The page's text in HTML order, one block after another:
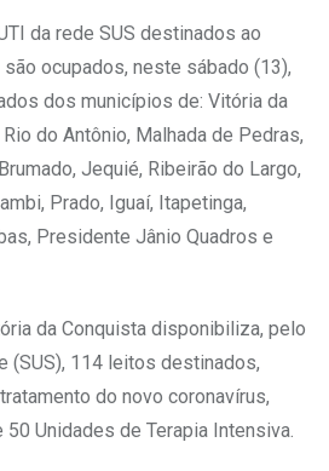
da rede SUS destinados ao
ocupados, neste sábado (13),
dos municípios de: Vitória da
do Antônio, Malhada de Pedras,
Jequié, Ribeirão do Largo,
Prado, Iguaí, Itapetinga,
Presidente Jânio Quadros e
da Conquista disponibiliza, pelo
(SUS), 114 leitos destinados,
do novo coronavírus,
Unidades de Terapia Intensiva.